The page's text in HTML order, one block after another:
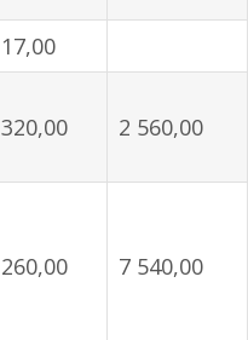
17,00
320,00 2 560,00
260,00 7 540,00